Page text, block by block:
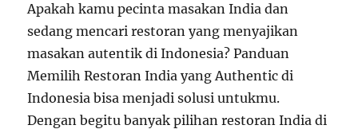
Apakah kamu pecinta masakan India dan
sedang mencari restoran yang menyajikan
masakan autentik di Indonesia? Panduan
Memilih Restoran India yang Authentic di
Indonesia bisa menjadi solusi untukmu.
Dengan begitu banyak pilihan restoran India di